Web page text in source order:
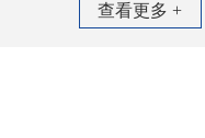
查看更多 +